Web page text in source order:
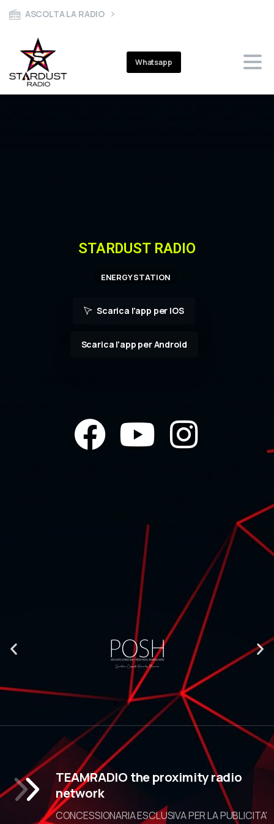
ASCOLTA LA RADIO
Whatsapp
STARDUST RADIO
ENERGY STATION
Scarica l'app per IOS
Scarica l'app per Android
TEAMRADIO the proximity radio
network
CONCESSIONARIA ESCLUSIVA PER LA PUBLICITA'